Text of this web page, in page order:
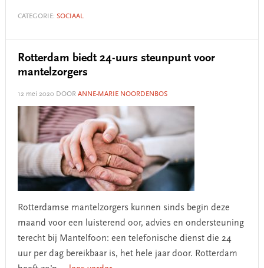
CATEGORIE: SOCIAAL
Rotterdam biedt 24-uurs steunpunt voor
mantelzorgers
12 mei 2020 DOOR ANNE-MARIE NOORDENBOS
Rotterdamse mantelzorgers kunnen sinds begin deze
maand voor een luisterend oor, advies en ondersteuning
terecht bij Mantelfoon: een telefonische dienst die 24
uur per dag bereikbaar is, het hele jaar door. Rotterdam